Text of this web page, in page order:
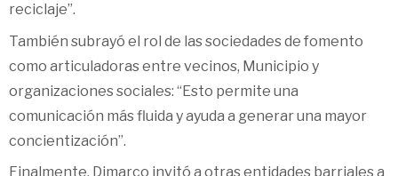
reciclaje”.
También subrayó el rol de las sociedades de fomento
como articuladoras entre vecinos, Municipio y
organizaciones sociales: “Esto permite una
comunicación más fluida y ayuda a generar una mayor
concientización”.
Finalmente, Dimarco invitó a otras entidades barriales a